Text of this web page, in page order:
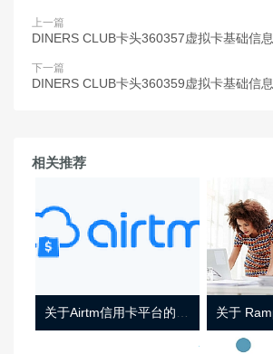
上一篇
DINERS CLUB卡头360357虚拟卡基础信息
下一篇
DINERS CLUB卡头360359虚拟卡基础信息
相关推荐